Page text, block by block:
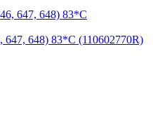
647, 648) 83*C (110602770R)